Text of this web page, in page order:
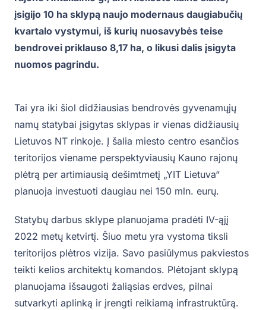
įsigijo 10 ha sklypą naujo modernaus daugiabučių
kvartalo vystymui, iš kurių nuosavybės teise
bendrovei priklauso 8,17 ha, o likusi dalis įsigyta
nuomos pagrindu.
Tai yra iki šiol didžiausias bendrovės gyvenamųjų
namų statybai įsigytas sklypas ir vienas didžiausių
Lietuvos NT rinkoje. Į šalia miesto centro esančios
teritorijos viename perspektyviausių Kauno rajonų
plėtrą per artimiausią dešimtmetį „YIT Lietuva“
planuoja investuoti daugiau nei 150 mln. eurų.
Statybų darbus sklype planuojama pradėti IV-ąjį
2022 metų ketvirtį. Šiuo metu yra vystoma tiksli
teritorijos plėtros vizija. Savo pasiūlymus pakviestos
teikti kelios architektų komandos. Plėtojant sklypą
planuojama išsaugoti žaliąsias erdves, pilnai
sutvarkyti aplinką ir įrengti reikiamą infrastruktūrą.